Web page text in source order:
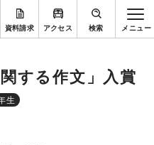
資料請求 アクセス 検索
する作文」入賞
生